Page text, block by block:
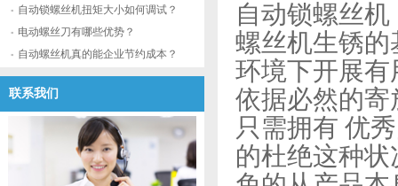
自动锁螺丝机扭矩大小如何调试？
电动螺丝刀有哪些优势？
自动螺丝机真的能企业节约成本？
联系我们
自动锁螺丝机
螺丝机生锈
环境下开展
依据必然的
只需拥有 优
的杜绝这种